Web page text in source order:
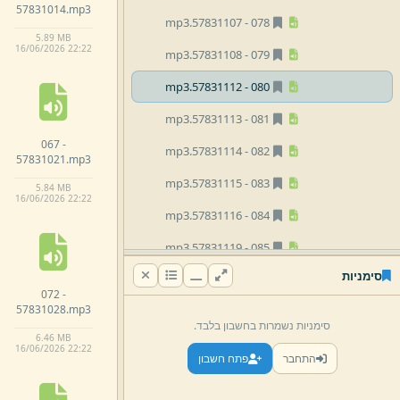
078 -
mp3
079 -
mp3
080 -
mp3
081 -
mp3
082 -
mp3
083 -
mp3
084 -
mp3
085 -
57831119.
mp3
mp3
088 -
57831122.
mp3
089 -
57831123.
mp3
סימניות
סימניות נשמרות בחשבון בלבד.
התחבר פתח חשבון
57831014.mp3
5.89 MB
16/06/2026 22:22
067 -
57831021.mp3
5.84 MB
16/06/2026 22:22
072 -
57831028.mp3
6.46 MB
16/06/2026 22:22